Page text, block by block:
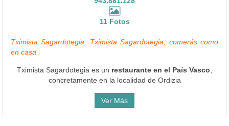
11 Fotos
Tximista Sagardotegia, Tximista Sagardotegia, comerás como
en casa
Tximista Sagardotegia es un restaurante en el País Vasco
concretamente en la localidad de Ordizia
Ver Más